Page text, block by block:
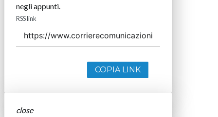
negli appunti.
RSS link
COPIA LINK
close